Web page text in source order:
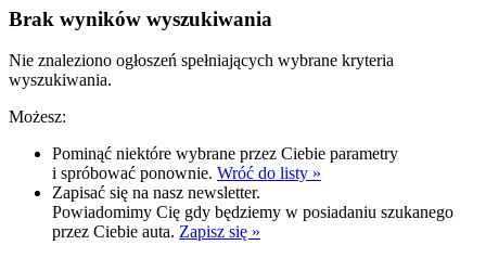
Brak wyników wyszukiwania
Nie znaleziono ogłoszeń spełniających wybrane kryteria
wyszukiwania.
Możesz:
Pominąć niektóre wybrane przez Ciebie parametry
i spróbować ponownie. Wróć do listy »
Zapisać się na nasz newsletter.
Powiadomimy Cię gdy będziemy w posiadaniu szukanego
przez Ciebie auta. Zapisz się »